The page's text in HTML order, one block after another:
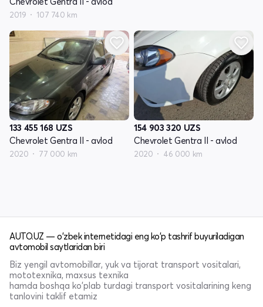
2019 107 740 km
133 455 168 UZS
Chevrolet Gentra II - avlod
2020 77 000 km
154 903 320 UZS
Chevrolet Gentra II - avlod
2020 46 000 km
AUTO.UZ — o'zbek internetidagi eng ko'p tashrif buyuriladigan
avtomobil saytlaridan biri
Biz yengil avtomobillar, yuk va tijorat transport vositalari,
mototexnika, maxsus texnika
hamda boshqa ko'plab turdagi transport vositalarining keng
tanlovini taklif etamiz